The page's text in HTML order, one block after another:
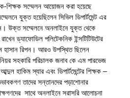
শিক্ষক সম্মেলন আয়োজন করা হয়েছে
যুক্ত হয়েছিলেন সিভিল ডিপার্টমেন্ট এর
উক্ত সম্মেলনে অনলাইনে যুক্ত থেকে
ড্যাফোডিল পলিটেকনিক ইন্সটিটিউটের
হাসান রিপন। আরও উপস্থিত ছিলেন
সহকারি পরিচালক জনাব কে এম পারভেজ
হাকিম স্যার এবং ডিপার্টমেন্টের শিক্ষক –
তাদের সন্তানদের পড়াশোনার
সাথে অনলাইনে সরাসরি আলোচনা